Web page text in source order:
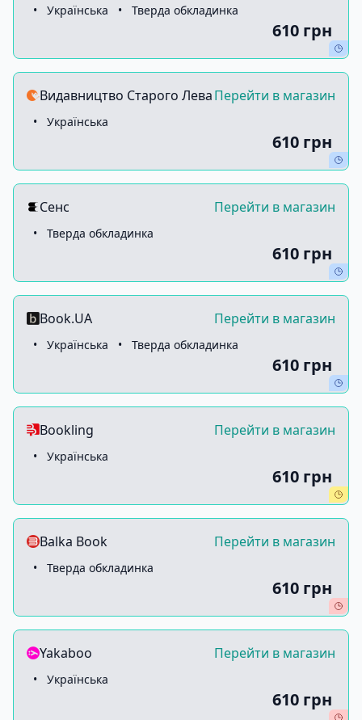
• Українська • Тверда обкладинка
610 грн
Видавництво Старого ЛеваПерейти в магазин
• Українська
610 грн
Сенс Перейти в магазин
• Тверда обкладинка
610 грн
Book.UA Перейти в магазин
• Українська • Тверда обкладинка
610 грн
Bookling Перейти в магазин
• Українська
610 грн
Balka Book Перейти в магазин
• Тверда обкладинка
610 грн
Yakaboo Перейти в магазин
• Українська
610 грн